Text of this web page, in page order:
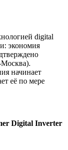
digital
экономия
начинает
её по мере
Digital Inverter